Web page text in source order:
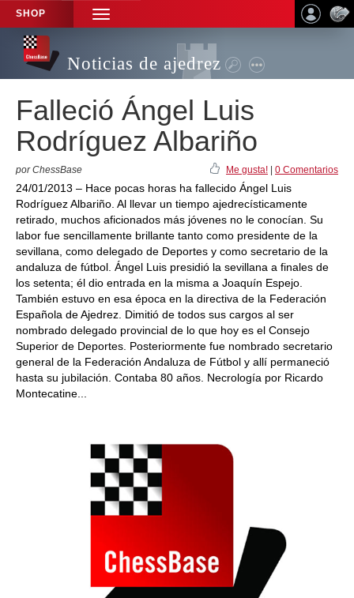
SHOP
TOGGLE
NAVIGATION
Noticias de ajedrez
Falleció Ángel Luis
Rodríguez Albariño
por ChessBase Me gusta! 0 Comentarios
24/01/2013 – Hace pocas horas ha fallecido Ángel Luis
Rodríguez Albariño. Al llevar un tiempo ajedrecísticamente
retirado, muchos aficionados más jóvenes no le conocían. Su
labor fue sencillamente brillante tanto como presidente de la
sevillana, como delegado de Deportes y como secretario de la
andaluza de fútbol. Ángel Luis presidió la sevillana a finales de
los setenta; él dio entrada en la misma a Joaquín Espejo.
También estuvo en esa época en la directiva de la Federación
Española de Ajedrez. Dimitió de todos sus cargos al ser
nombrado delegado provincial de lo que hoy es el Consejo
Superior de Deportes. Posteriormente fue nombrado secretario
general de la Federación Andaluza de Fútbol y allí permaneció
hasta su jubilación. Contaba 80 años. Necrología por Ricardo
Montecatine...